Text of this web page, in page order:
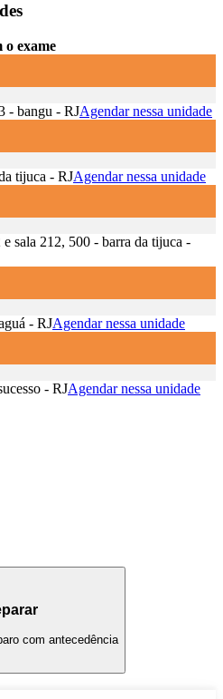
o exame
- bangu - RJAgendar nessa unidade
tijuca - RJAgendar nessa unidade
sala 212, 500 - barra da tijuca -
- RJAgendar nessa unidade
- RJAgendar nessa unidade
com antecedência